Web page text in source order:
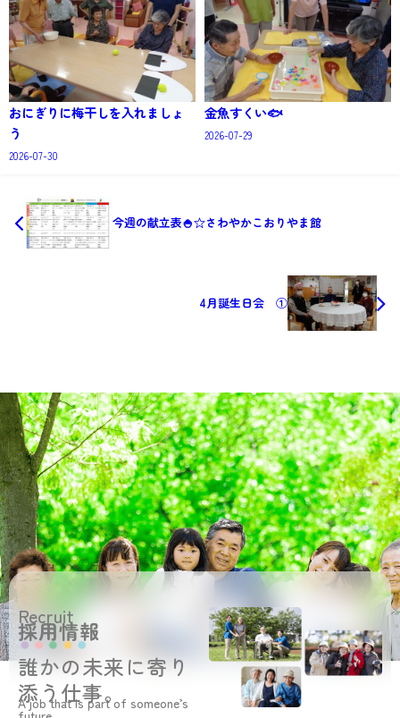
おにぎりに梅干しを入れましょ
う
2026-07-30
金魚すくい🐟
2026-07-29
今週の献立表🍚☆さわやかこおりやま館
4月誕生日会 ①
Recruit
採用情報
誰かの未来に寄り
添う仕事。
A job that is part of someone’s